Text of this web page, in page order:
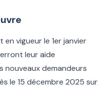
vigueur le 1er janvier
leur aide
nouveaux demandeurs
le 15 décembre 2025 sur